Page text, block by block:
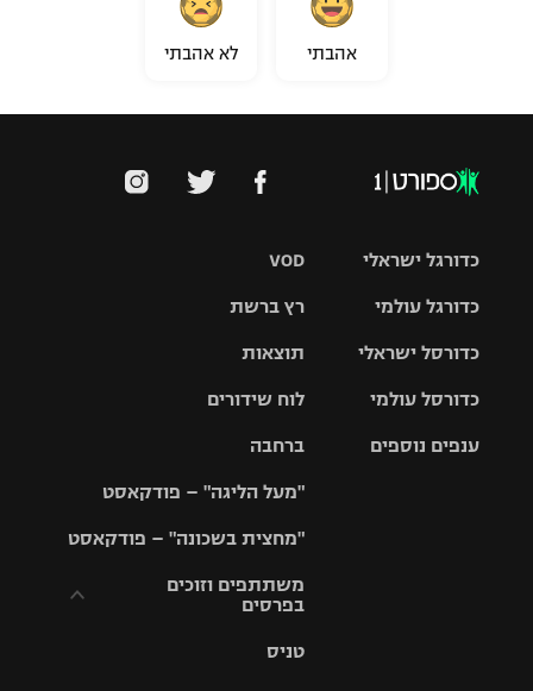
אהבתי לא אהבתי
VOD
רץ ברשת
תוצאות
לוח שידורים
ברחבה
"מעל הליגה" – פודקאסט
"מחצית בשכונה" – פודקאסט
משתתפים וזוכים
בפרסים
טניס
כדורגל ישראלי
גביע הטוטו
כדורגל עולמי
האלופות
ליגה
כדורסל ישראלי
סל
כדורסל עולמי
ענפים נוספים